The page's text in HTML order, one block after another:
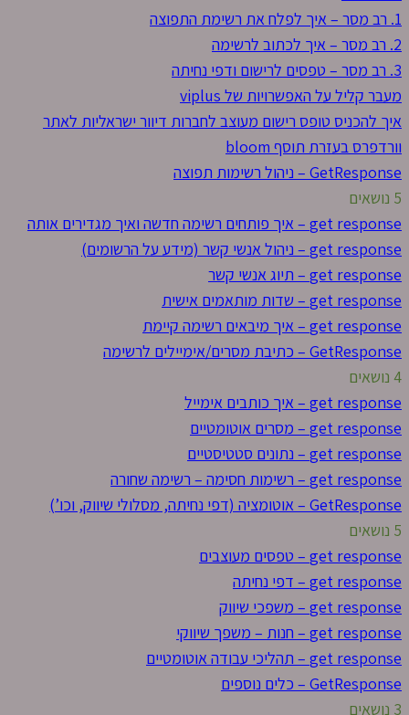
1. רב מסר – איך לפלח את רשימת התפוצה
2. רב מסר – איך לכתוב לרשימה
3. רב מסר – טפסים לרישום ודפי נחיתה
מעבר קליל על האפשרויות של viplus
איך להכניס טופס רישום מעוצב לחברות דיוור ישראליות לאתר
וורדפרס בעזרת תוסף bloom
GetResponse – ניהול רשימות תפוצה
5 נושאים
get response – איך פותחים רשימה חדשה ואיך מגדירים אותה
get response – ניהול אנשי קשר (מידע על הרשומים)
get response – תיוג אנשי קשר
get response – שדות מותאמים אישית
get response – איך מיבאים רשימה קיימת
GetResponse – כתיבת מסרים/אימיילים לרשימה
4 נושאים
get response – איך כותבים אימייל
get response – מסרים אוטומטיים
get response – נתונים סטטיסטיים
get response – רשימות חסימה – רשימה שחורה
GetResponse – אוטומציה (דפי נחיתה, מסלולי שיווק, וכו’)
5 נושאים
get response – טפסים מעוצבים
get response – דפי נחיתה
get response – משפכי שיווק
get response – חנות – משפך שיווקי
get response – תהליכי עבודה אוטומטיים
GetResponse – כלים נוספים
3 נושאים